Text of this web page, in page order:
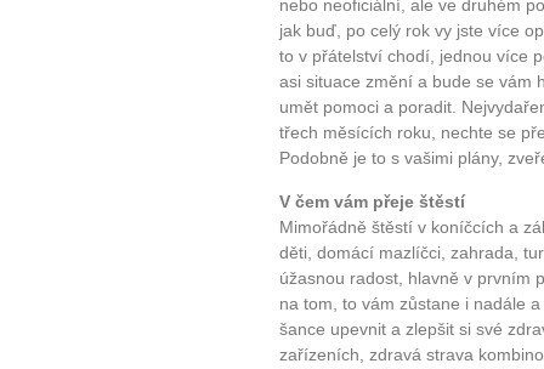
nebo neoficiální, ale ve druhém
jak buď, po celý rok vy jste více
to v přátelství chodí, jednou více
asi situace změní a bude se vám
umět pomoci a poradit.
třech měsících roku, nechte se
Podobně je to s vašimi plány,
V čem vám přeje štěstí
Mimořádně štěstí v koníčcích a
děti, domácí mazlíčci, zahrada,
úžasnou radost, hlavně v prvním
na tom, to vám zůstane i nadále
šance upevnit a zlepšit si své
zařízeních, zdravá strava